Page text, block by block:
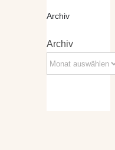
Archiv
Archiv